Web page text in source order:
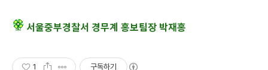
서울중부경찰서 경무계 홍보팀장 박재홍
1 구독하기